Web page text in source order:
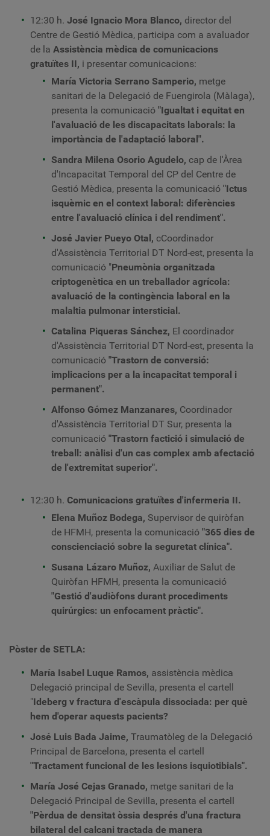
12:30 h. José Ignacio Mora Blanco, director del
Centre de Gestió Mèdica, participa com a avaluador
de la Assistència mèdica de comunicacions
gratuïtes II, i presentar comunicacions:
María Victoria Serrano Samperio, metge
sanitari de la Delegació de Fuengirola (Màlaga),
presenta la comunicació "Igualtat i equitat en
l'avaluació de les discapacitats laborals: la
importància de l'adaptació laboral".
Sandra Milena Osorio Agudelo, cap de l'Àrea
d'Incapacitat Temporal del CP del Centre de
Gestió Mèdica, presenta la comunicació "Ictus
isquèmic en el context laboral: diferències
entre l'avaluació clínica i del rendiment".
José Javier Pueyo Otal, cCoordinador
d'Assistència Territorial DT Nord-est, presenta la
comunicació "Pneumònia organitzada
criptogenètica en un treballador agrícola:
avaluació de la contingència laboral en la
malaltia pulmonar intersticial.
Catalina Piqueras Sánchez, El coordinador
d'Assistència Territorial DT Nord-est, presenta la
comunicació "Trastorn de conversió:
implicacions per a la incapacitat temporal i
permanent".
Alfonso Gómez Manzanares, Coordinador
d'Assistència Territorial DT Sur, presenta la
comunicació "Trastorn factició i simulació de
treball: anàlisi d'un cas complex amb afectació
de l'extremitat superior".
12:30 h. Comunicacions gratuïtes d'infermeria II.
Elena Muñoz Bodega, Supervisor de quiròfan
de HFMH, presenta la comunicació "365 dies de
conscienciació sobre la seguretat clínica".
Susana Lázaro Muñoz, Auxiliar de Salut de
Quiròfan HFMH, presenta la comunicació
"Gestió d'audiòfons durant procediments
quirúrgics: un enfocament pràctic".
Pòster de SETLA:
María Isabel Luque Ramos, assistència mèdica
Delegació principal de Sevilla, presenta el cartell
"Ideberg v fractura d'escàpula dissociada: per què
hem d'operar aquests pacients?
José Luis Bada Jaime, Traumatòleg de la Delegació
Principal de Barcelona, presenta el cartell
"Tractament funcional de les lesions isquiotibials".
María José Cejas Granado, metge sanitari de la
Delegació Principal de Sevilla, presenta el cartell
"Pèrdua de densitat òssia després d'una fractura
bilateral del calcani tractada de manera